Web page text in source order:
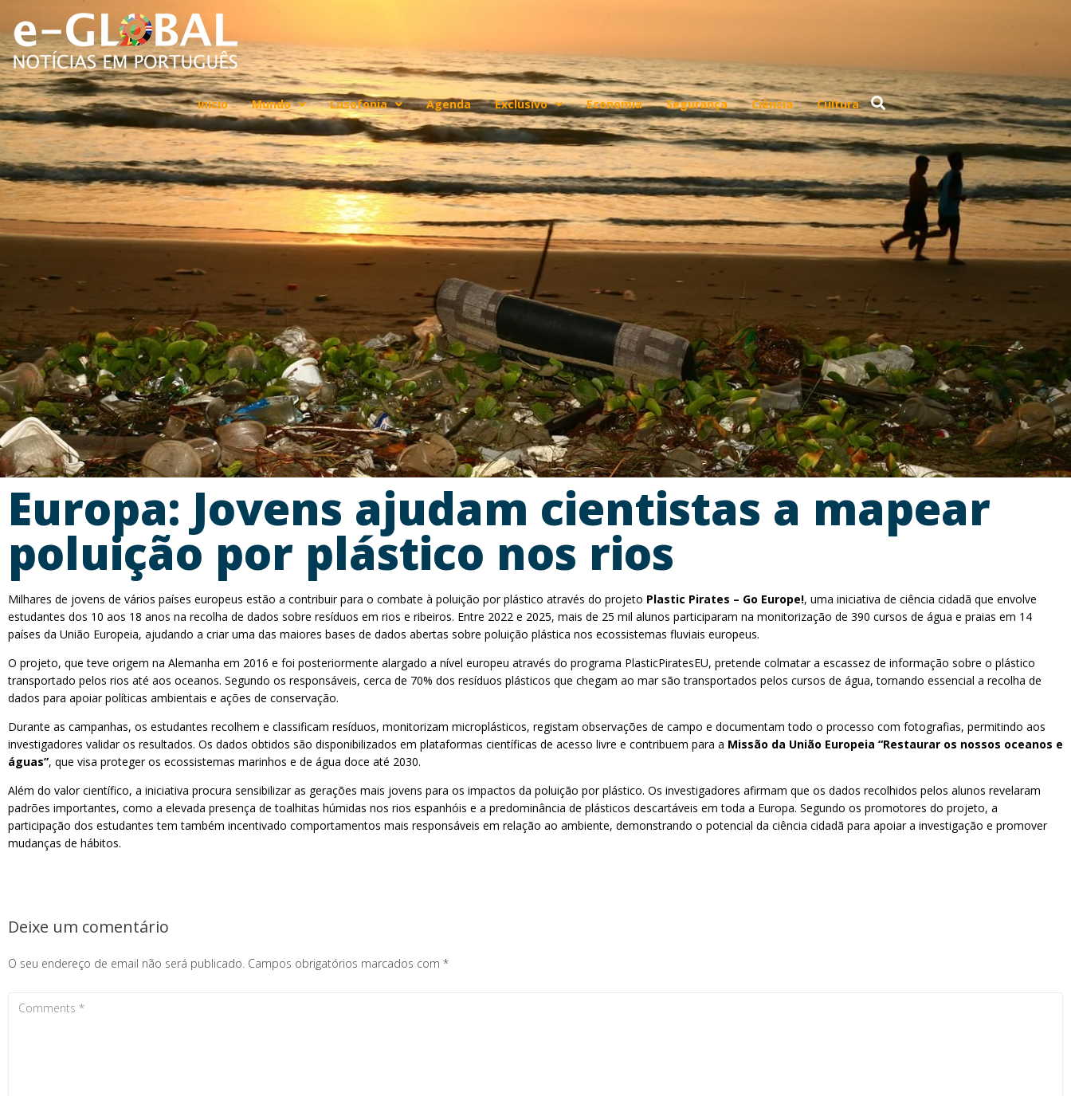
Início Mundo Lusofonia Agenda Exclusivo Economia Segurança Ciência Cultura
Europa: Jovens ajudam cientistas a mapear
poluição por plástico nos rios
Milhares de jovens de vários países europeus estão a contribuir para o combate à poluição por plástico através do projeto Plastic Pirates – Go Europe!, uma iniciativa de ciência cidadã que envolve
estudantes dos 10 aos 18 anos na recolha de dados sobre resíduos em rios e ribeiros. Entre 2022 e 2025, mais de 25 mil alunos participaram na monitorização de 390 cursos de água e praias em 14
países da União Europeia, ajudando a criar uma das maiores bases de dados abertas sobre poluição plástica nos ecossistemas fluviais europeus.
O projeto, que teve origem na Alemanha em 2016 e foi posteriormente alargado a nível europeu através do programa PlasticPiratesEU, pretende colmatar a escassez de informação sobre o plástico
transportado pelos rios até aos oceanos. Segundo os responsáveis, cerca de 70% dos resíduos plásticos que chegam ao mar são transportados pelos cursos de água, tornando essencial a recolha de
dados para apoiar políticas ambientais e ações de conservação.
Durante as campanhas, os estudantes recolhem e classificam resíduos, monitorizam microplásticos, registam observações de campo e documentam todo o processo com fotografias, permitindo aos
investigadores validar os resultados. Os dados obtidos são disponibilizados em plataformas científicas de acesso livre e contribuem para a Missão da União Europeia “Restaurar os nossos oceanos e
águas”, que visa proteger os ecossistemas marinhos e de água doce até 2030.
Além do valor científico, a iniciativa procura sensibilizar as gerações mais jovens para os impactos da poluição por plástico. Os investigadores afirmam que os dados recolhidos pelos alunos revelaram
padrões importantes, como a elevada presença de toalhitas húmidas nos rios espanhóis e a predominância de plásticos descartáveis em toda a Europa. Segundo os promotores do projeto, a
participação dos estudantes tem também incentivado comportamentos mais responsáveis em relação ao ambiente, demonstrando o potencial da ciência cidadã para apoiar a investigação e promover
mudanças de hábitos.
Deixe um comentário
O seu endereço de email não será publicado. Campos obrigatórios marcados com *